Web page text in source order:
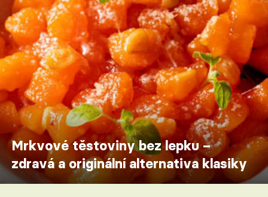
Mrkvové těstoviny bez lepku –
zdravá a originální alternativa klasiky